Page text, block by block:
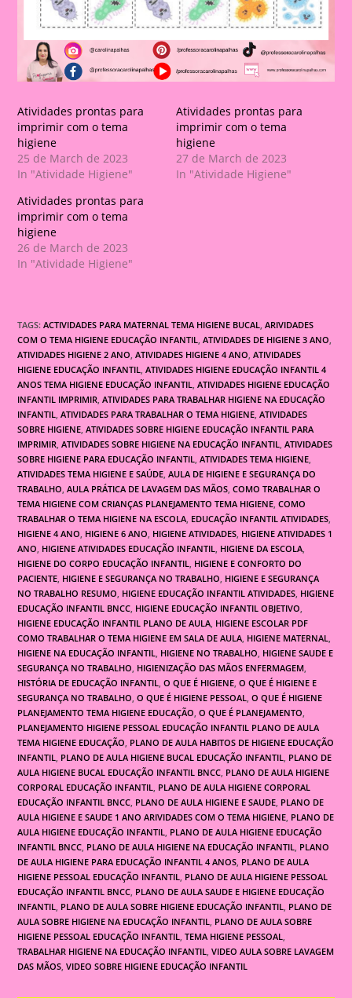
Atividades prontas para
imprimir com o tema
higiene
25 de March de 2023
In "Atividade Higiene"
Atividades prontas para
imprimir com o tema
higiene
27 de March de 2023
In "Atividade Higiene"
Atividades prontas para
imprimir com o tema
higiene
26 de March de 2023
In "Atividade Higiene"
TAGS:ACTIVIDADES PARA MATERNAL TEMA HIGIENE BUCAL, ARIVIDADES
COM O TEMA HIGIENE EDUCAÇÃO INFANTIL, ATIVIDADES DE HIGIENE 3 ANO,
ATIVIDADES HIGIENE 2 ANO, ATIVIDADES HIGIENE 4 ANO, ATIVIDADES
HIGIENE EDUCAÇÃO INFANTIL, ATIVIDADES HIGIENE EDUCAÇÃO INFANTIL 4
ANOS TEMA HIGIENE EDUCAÇÃO INFANTIL, ATIVIDADES HIGIENE EDUCAÇÃO
INFANTIL IMPRIMIR, ATIVIDADES PARA TRABALHAR HIGIENE NA EDUCAÇÃO
INFANTIL, ATIVIDADES PARA TRABALHAR O TEMA HIGIENE, ATIVIDADES
SOBRE HIGIENE, ATIVIDADES SOBRE HIGIENE EDUCAÇÃO INFANTIL PARA
IMPRIMIR, ATIVIDADES SOBRE HIGIENE NA EDUCAÇÃO INFANTIL, ATIVIDADES
SOBRE HIGIENE PARA EDUCAÇÃO INFANTIL, ATIVIDADES TEMA HIGIENE,
ATIVIDADES TEMA HIGIENE E SAÚDE, AULA DE HIGIENE E SEGURANÇA DO
TRABALHO, AULA PRÁTICA DE LAVAGEM DAS MÃOS, COMO TRABALHAR O
TEMA HIGIENE COM CRIANÇAS PLANEJAMENTO TEMA HIGIENE, COMO
TRABALHAR O TEMA HIGIENE NA ESCOLA, EDUCAÇÃO INFANTIL ATIVIDADES,
HIGIENE 4 ANO, HIGIENE 6 ANO, HIGIENE ATIVIDADES, HIGIENE ATIVIDADES 1
ANO, HIGIENE ATIVIDADES EDUCAÇÃO INFANTIL, HIGIENE DA ESCOLA,
HIGIENE DO CORPO EDUCAÇÃO INFANTIL, HIGIENE E CONFORTO DO
PACIENTE, HIGIENE E SEGURANÇA NO TRABALHO, HIGIENE E SEGURANÇA
NO TRABALHO RESUMO, HIGIENE EDUCAÇÃO INFANTIL ATIVIDADES, HIGIENE
EDUCAÇÃO INFANTIL BNCC, HIGIENE EDUCAÇÃO INFANTIL OBJETIVO,
HIGIENE EDUCAÇÃO INFANTIL PLANO DE AULA, HIGIENE ESCOLAR PDF
COMO TRABALHAR O TEMA HIGIENE EM SALA DE AULA, HIGIENE MATERNAL,
HIGIENE NA EDUCAÇÃO INFANTIL, HIGIENE NO TRABALHO, HIGIENE SAUDE E
SEGURANÇA NO TRABALHO, HIGIENIZAÇÃO DAS MÃOS ENFERMAGEM,
HISTÓRIA DE EDUCAÇÃO INFANTIL, O QUE É HIGIENE, O QUE É HIGIENE E
SEGURANÇA NO TRABALHO, O QUE É HIGIENE PESSOAL, O QUE É HIGIENE
PLANEJAMENTO TEMA HIGIENE EDUCAÇÃO, O QUE É PLANEJAMENTO,
PLANEJAMENTO HIGIENE PESSOAL EDUCAÇÃO INFANTIL PLANO DE AULA
TEMA HIGIENE EDUCAÇÃO, PLANO DE AULA HABITOS DE HIGIENE EDUCAÇÃO
INFANTIL, PLANO DE AULA HIGIENE BUCAL EDUCAÇÃO INFANTIL, PLANO DE
AULA HIGIENE BUCAL EDUCAÇÃO INFANTIL BNCC, PLANO DE AULA HIGIENE
CORPORAL EDUCAÇÃO INFANTIL, PLANO DE AULA HIGIENE CORPORAL
EDUCAÇÃO INFANTIL BNCC, PLANO DE AULA HIGIENE E SAUDE, PLANO DE
AULA HIGIENE E SAUDE 1 ANO ARIVIDADES COM O TEMA HIGIENE, PLANO DE
AULA HIGIENE EDUCAÇÃO INFANTIL, PLANO DE AULA HIGIENE EDUCAÇÃO
INFANTIL BNCC, PLANO DE AULA HIGIENE NA EDUCAÇÃO INFANTIL, PLANO
DE AULA HIGIENE PARA EDUCAÇÃO INFANTIL 4 ANOS, PLANO DE AULA
HIGIENE PESSOAL EDUCAÇÃO INFANTIL, PLANO DE AULA HIGIENE PESSOAL
EDUCAÇÃO INFANTIL BNCC, PLANO DE AULA SAUDE E HIGIENE EDUCAÇÃO
INFANTIL, PLANO DE AULA SOBRE HIGIENE EDUCAÇÃO INFANTIL, PLANO DE
AULA SOBRE HIGIENE NA EDUCAÇÃO INFANTIL, PLANO DE AULA SOBRE
HIGIENE PESSOAL EDUCAÇÃO INFANTIL, TEMA HIGIENE PESSOAL,
TRABALHAR HIGIENE NA EDUCAÇÃO INFANTIL, VIDEO AULA SOBRE LAVAGEM
DAS MÃOS, VIDEO SOBRE HIGIENE EDUCAÇÃO INFANTIL